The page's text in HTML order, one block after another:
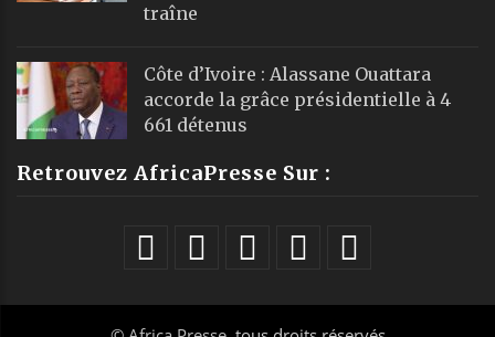
traîne
Côte d’Ivoire : Alassane Ouattara
accorde la grâce présidentielle à 4
661 détenus
Retrouvez AfricaPresse Sur :